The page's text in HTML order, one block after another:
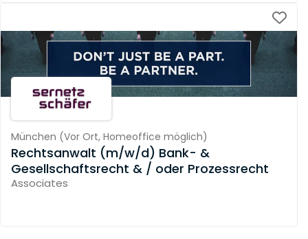
München (Vor Ort, Homeoffice möglich)
Rechtsanwalt (m/w/d) Bank- &
Gesellschaftsrecht & / oder Prozessrecht
Associates